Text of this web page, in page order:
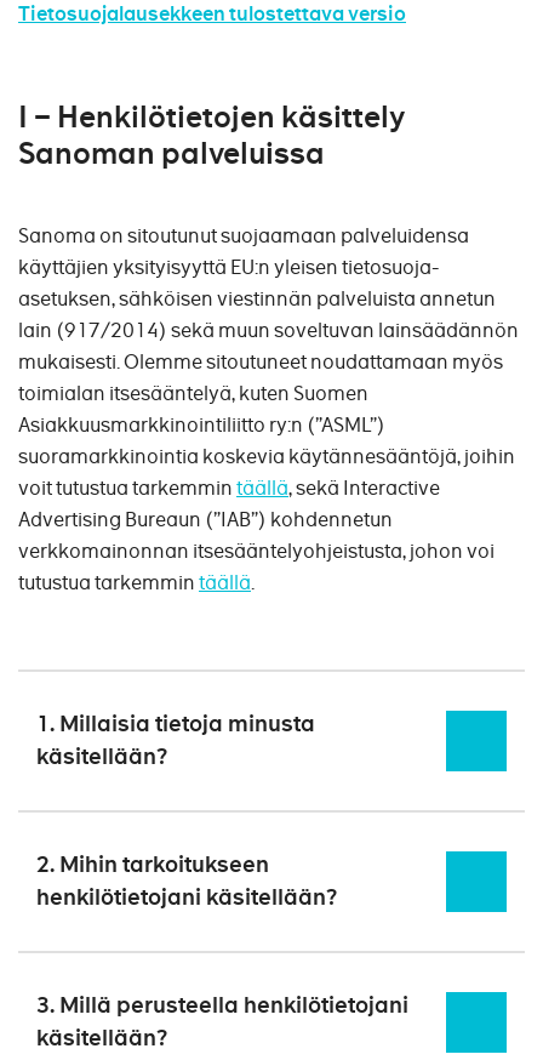
Tietosuojalausekkeen tulostettava versio
I – Henkilötietojen käsittely
Sanoman palveluissa
Sanoma on sitoutunut suojaamaan palveluidensa
käyttäjien yksityisyyttä EU:n yleisen tietosuoja-
asetuksen, sähköisen viestinnän palveluista annetun
lain (917/2014) sekä muun soveltuvan lainsäädännön
mukaisesti. Olemme sitoutuneet noudattamaan myös
toimialan itsesääntelyä, kuten Suomen
Asiakkuusmarkkinointiliitto ry:n (”ASML”)
suoramarkkinointia koskevia käytännesääntöjä, joihin
voit tutustua tarkemmintäällä, sekä Interactive
Advertising Bureaun (”IAB”) kohdennetun
verkkomainonnan itsesääntelyohjeistusta, johon voi
tutustua tarkemmintäällä.
1. Millaisia tietoja minusta
käsitellään?
tietosuojalausekkeen kohdassa 2
kuvattujen käyttötarkoitusten kannalta
Käyttäjän antamat tai
henkilökohtaisesti tunnistavat
2. Mihin tarkoitukseen
henkilötietojani käsitellään?
määriteltyihin käyttötarkoituksiin.
Ostaminen, tuotteet, ja niiden personointi:
3. Millä perusteella henkilötietojani
käsitellään?